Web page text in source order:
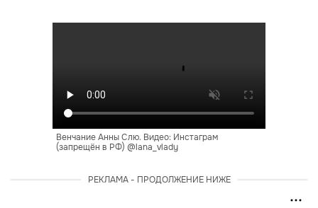
Венчание Анны Слю. Видео: Инстаграм
(запрещён в РФ) @lana_vlady
РЕКЛАМА - ПРОДОЛЖЕНИЕ НИЖЕ